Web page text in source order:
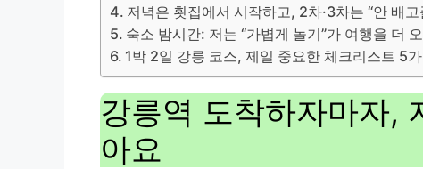
저녁은 횟집에서 시작하고, 2차·3차는 “안 배
숙소 밤시간: 저는 “가볍게 놀기”가 여행을 더
1박 2일 강릉 코스, 제일 중요한 체크리스트 5
강릉역 도착하자마자,
아요